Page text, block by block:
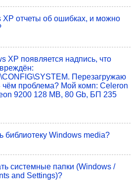
XP отчеты об ошибках, и можно
XP появляется надпись, что
Перезагружаю
чём проблема? Мой комп: Celeron
9200 128 MB, 80 Gb, БП 235
библиотеку Windows media?
системные папки (Windows /
and Settings)?